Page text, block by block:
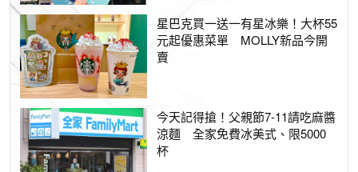
星巴克買一送一有星冰樂！大杯55
元起優惠菜單 MOLLY新品今開
賣
今天記得搶！父親節7-11請吃麻醬
涼麵 全家免費冰美式、限5000
杯